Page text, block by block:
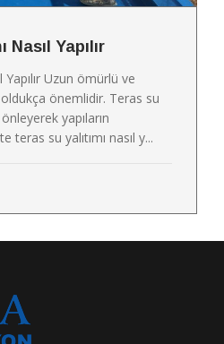
Nasıl Yapılır
Yapılır Uzun ömürlü ve
oldukça önemlidir. Teras su
önleyerek yapıların
teras su yalıtımı nasıl y...